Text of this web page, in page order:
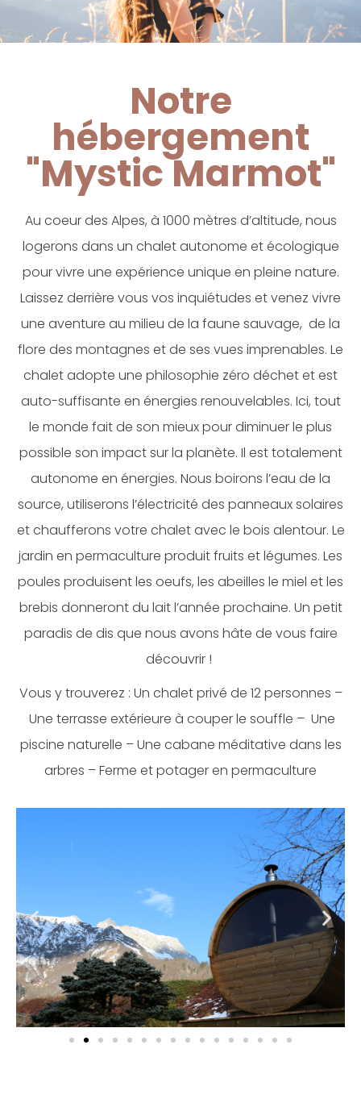
Notre
hébergement
"Mystic Marmot"
Au coeur des Alpes, à 1000 mètres d’altitude, nous
logerons dans un chalet autonome et écologique
pour vivre une expérience unique en pleine nature.
Laissez derrière vous vos inquiétudes et venez vivre
une aventure au milieu de la faune sauvage, de la
flore des montagnes et de ses vues imprenables. Le
chalet adopte une philosophie zéro déchet et est
auto-suffisante en énergies renouvelables. Ici, tout
le monde fait de son mieux pour diminuer le plus
possible son impact sur la planète. Il est totalement
autonome en énergies. Nous boirons l’eau de la
source, utiliserons l’électricité des panneaux solaires
et chaufferons votre chalet avec le bois alentour. Le
jardin en permaculture produit fruits et légumes. Les
poules produisent les oeufs, les abeilles le miel et les
brebis donneront du lait l’année prochaine. Un petit
paradis de dis que nous avons hâte de vous faire
découvrir !
Vous y trouverez : Un chalet privé de 12 personnes –
Une terrasse extérieure à couper le souffle – Une
piscine naturelle – Une cabane méditative dans les
arbres – Ferme et potager en permaculture